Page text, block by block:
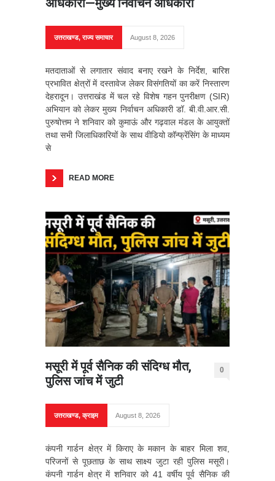
उत्तराखण्ड,राज्य समाचार August 8, 2026
मतदाताओं से लगातार संवाद बनाए रखने के निर्देश, बारिश
प्रभावित क्षेत्रों में दस्तावेज लेकर विसंगतियों का करें निस्तारण
देहरादून। उत्तराखंड में चल रहे विशेष गहन पुनरीक्षण (SIR)
अभियान को लेकर मुख्य निर्वाचन अधिकारी डॉ. बी.वी.आर.सी.
पुरुषोत्तम ने शनिवार को कुमाऊं और गढ़वाल मंडल के आयुक्तों
तथा सभी जिलाधिकारियों के साथ वीडियो कॉन्फ्रेंसिंग के माध्यम
से
READ MORE
मसूरी में पूर्व सैनिक की संदिग्ध मौत,
पुलिस जांच में जुटी
0
उत्तराखण्ड,क्राइम August 8, 2026
कंपनी गार्डन क्षेत्र में किराए के मकान के बाहर मिला शव,
परिजनों से पूछताछ के साथ साक्ष्य जुटा रही पुलिस मसूरी।
कंपनी गार्डन क्षेत्र में शनिवार को 41 वर्षीय पूर्व सैनिक की